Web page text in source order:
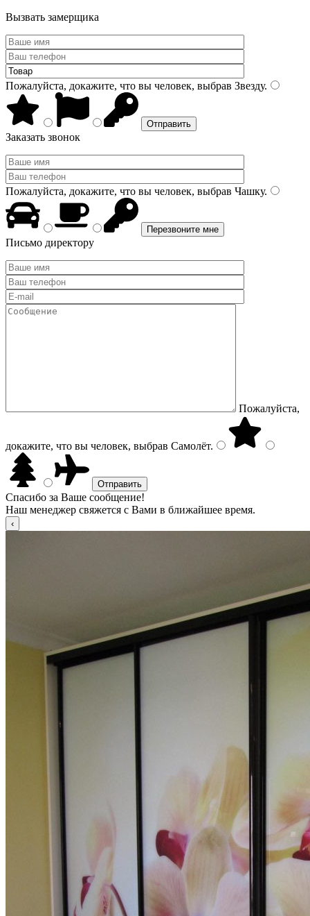
Вызвать замерщика
Пожалуйста, докажите, что вы человек, выбрав Звезду.
Заказать звонок
Пожалуйста, докажите, что вы человек, выбрав Чашку.
Письмо директору
Пожалуйста,
докажите, что вы человек, выбрав Самолёт.
Спасибо за Ваше сообщение!
Наш менеджер свяжется с Вами в ближайшее время.